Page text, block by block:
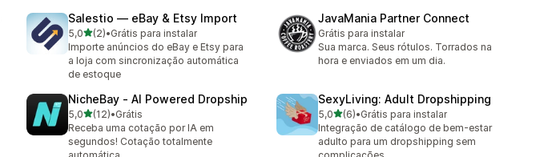
Salestio — eBay & Etsy Import
5,0de 5 estrelas
(2)
2 avaliações ao todo
•Grátis para instalar
Importe anúncios do eBay e Etsy para
a loja com sincronização automática
de estoque
JavaMania Partner Connect
Grátis para instalar
Sua marca. Seus rótulos. Torrados na
hora e enviados em um dia.
NicheBay ‑ AI Powered Dropship
5,0de 5 estrelas
(12)
12 avaliações ao todo
•Grátis
Receba uma cotação por IA em
segundos! Cotação totalmente
SexyLiving: Adult Dropshipping
5,0de 5 estrelas
(6)
6 avaliações ao todo
•Grátis para instalar
Integração de catálogo de bem-estar
adulto para um dropshipping sem